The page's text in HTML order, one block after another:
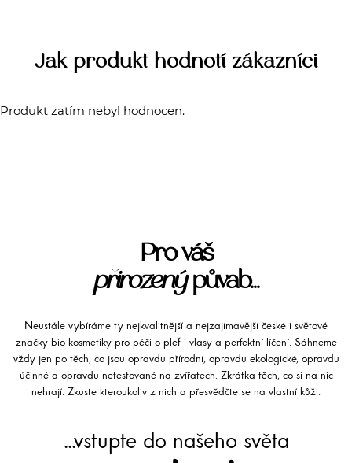
Jak produkt hodnotí zákazníci
Produkt zatím nebyl hodnocen.
Pro váš
přirozenýpůvab...
Neustále vybíráme ty nejkvalitnější a nejzajímavější české i světové
značky bio kosmetiky pro péči o pleť i vlasy a perfektní líčení. Sáhneme
vždy jen po těch, co jsou opravdu přírodní, opravdu ekologické, opravdu
účinné a opravdu netestované na zvířatech. Zkrátka těch, co si na nic
nehrají. Zkuste kteroukoliv z nich a přesvědčte se na vlastní kůži.
...vstupte do našeho světa